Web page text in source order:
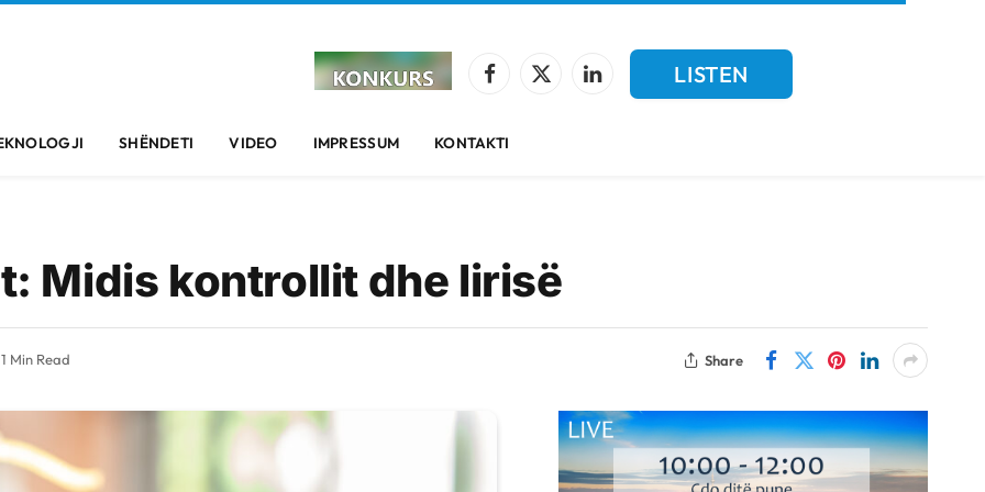
Facebook
X
LinkedIn
LISTEN
SHËNDETI VIDEO IMPRESSUM KONTAKTI
Midis kontrollit dhe lirisë
1 Min Read Share